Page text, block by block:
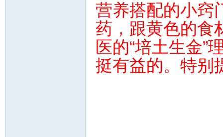
营养搭配的小窍
药，跟黄色的食
医的“培土生金”
挺有益的。特别